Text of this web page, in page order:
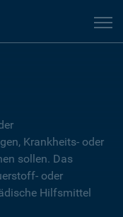
Krankheits- oder
sollen. Das
oder
Hilfsmittel